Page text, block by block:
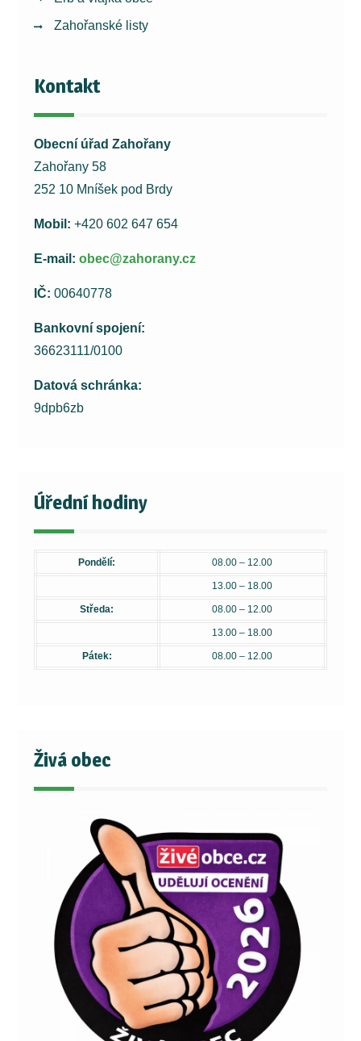
Zahořanské listy
Kontakt
Obecní úřad Zahořany
Zahořany 58
252 10 Mníšek pod Brdy
Mobil: +420 602 647 654
E-mail: obec@zahorany.cz
IČ: 00640778
Bankovní spojení:
36623111/0100
Datová schránka:
9dpb6zb
Úřední hodiny
Pondělí: 08.00 – 12.00
13.00 – 18.00
Středa: 08.00 – 12.00
13.00 – 18.00
Pátek: 08.00 – 12.00
Živá obec